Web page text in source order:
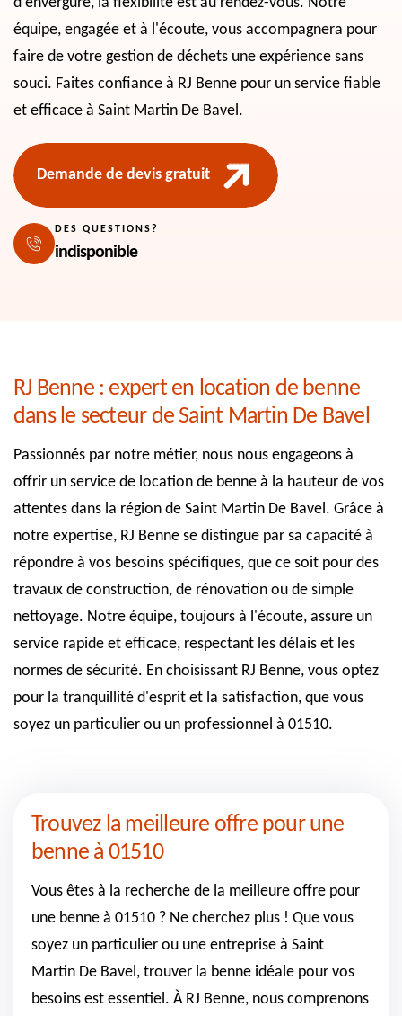
équipe, engagée et à l'écoute, vous accompagnera pour
faire de votre gestion de déchets une expérience sans
souci. Faites confiance à RJ Benne pour un service fiable
et efficace à Saint Martin De Bavel.
Demande de devis gratuit
DES QUESTIONS?
indisponible
RJ Benne : expert en location de benne
dans le secteur de Saint Martin De Bavel
Passionnés par notre métier, nous nous engageons à
offrir un service de location de benne à la hauteur de vos
attentes dans la région de Saint Martin De Bavel. Grâce à
notre expertise, RJ Benne se distingue par sa capacité à
répondre à vos besoins spécifiques, que ce soit pour des
travaux de construction, de rénovation ou de simple
nettoyage. Notre équipe, toujours à l'écoute, assure un
service rapide et efficace, respectant les délais et les
normes de sécurité. En choisissant RJ Benne, vous optez
pour la tranquillité d'esprit et la satisfaction, que vous
soyez un particulier ou un professionnel à 01510.
Trouvez la meilleure offre pour une
benne à 01510
Vous êtes à la recherche de la meilleure offre pour
une benne à 01510 ? Ne cherchez plus ! Que vous
soyez un particulier ou une entreprise à Saint
Martin De Bavel, trouver la benne idéale pour vos
besoins est essentiel. À RJ Benne, nous comprenons